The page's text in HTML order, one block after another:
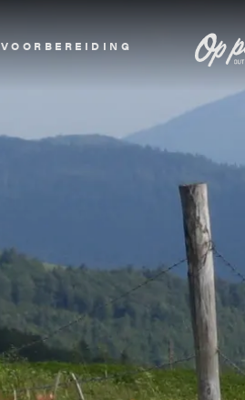
VOORBEREIDING